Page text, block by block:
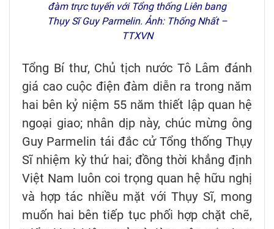
đàm trực tuyến với Tổng thống Liên bang
Thụy Sĩ Guy Parmelin. Ảnh: Thống Nhất –
TTXVN
Tổng Bí thư, Chủ tịch nước Tô Lâm đánh
giá cao cuộc điện đàm diễn ra trong năm
hai bên kỷ niệm 55 năm thiết lập quan hệ
ngoại giao; nhân dịp này, chúc mừng ông
Guy Parmelin tái đắc cử Tổng thống Thụy
Sĩ nhiệm kỳ thứ hai; đồng thời khẳng định
Việt Nam luôn coi trọng quan hệ hữu nghị
và hợp tác nhiều mặt với Thụy Sĩ, mong
muốn hai bên tiếp tục phối hợp chặt chẽ,